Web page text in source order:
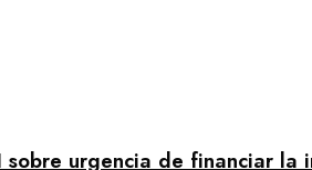
sobre urgencia de financiar la